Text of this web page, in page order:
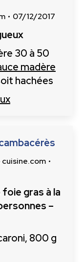
07/12/2017
30 à 50
madère
hachées
gras à la
–
800 g